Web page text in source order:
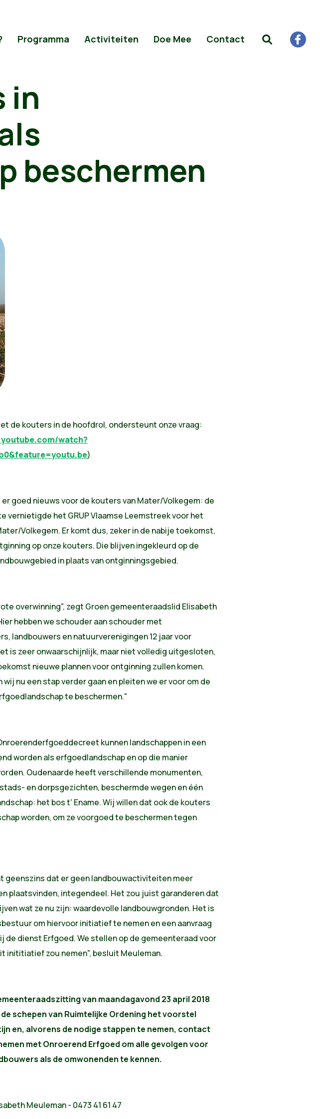
Programma Activiteiten Doe Mee Contact
in
beschermen
de kouters in de hoofdrol, ondersteunt onze vraag:
watch?
)
er goed nieuws voor de kouters van Mater/Volkegem: de
vernietigde het GRUP Vlaamse Leemstreek voor het
Volkegem. Er komt dus, zeker in de nabije toekomst,
op onze kouters. Die blijven ingekleurd op de
in plaats van ontginningsgebied.
overwinning", zegt Groen gemeenteraadslid Elisabeth
hebben we schouder aan schouder met
landbouwers en natuurverenigingen 12 jaar voor
is zeer onwaarschijnlijk, maar niet volledig uitgesloten,
nieuwe plannen voor ontginning zullen komen.
wij nu een stap verder gaan en pleiten we er voor om de
te beschermen."
kunnen landschappen in een
worden als erfgoedlandschap en op die manier
Oudenaarde heeft verschillende monumenten,
en dorpsgezichten, beschermde wegen en één
het bos t' Ename. Wij willen dat ook de kouters
worden, om ze voorgoed te beschermen tegen
geenszins dat er geen landbouwactiviteiten meer
plaatsvinden, integendeel. Het zou juist garanderen dat
wat ze nu zijn: waardevolle landbouwgronden. Het is
om hiervoor initiatief te nemen en een aanvraag
de dienst Erfgoed. We stellen op de gemeenteraad voor
inititiatief zou nemen", besluit Meuleman.
van maandagavond 23 april 2018
schepen van Ruimtelijke Ordening het voorstel
en, alvorens de nodige stappen te nemen, contact
met Onroerend Erfgoed om alle gevolgen voor
als de omwonenden te kennen.
Meuleman - 0473 41 61 47